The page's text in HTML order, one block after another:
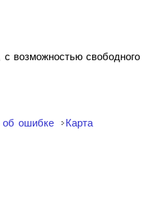
возможностью свободного
ошибке Карта